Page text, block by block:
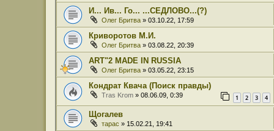
И... Ив... Го... ...СЕДЛОВО...(?)
Олег Бритва » 03.10.22, 17:59
Криворотов М.И.
Олег Бритва » 03.08.22, 20:39
ART"2 MADE IN RUSSIA
Олег Бритва » 03.05.22, 23:15
Кондрат Квача (Поиск правды)
Tras Krom » 08.06.09, 0:39 1 2 3 4
Щогалев
тарас » 15.02.21, 19:41